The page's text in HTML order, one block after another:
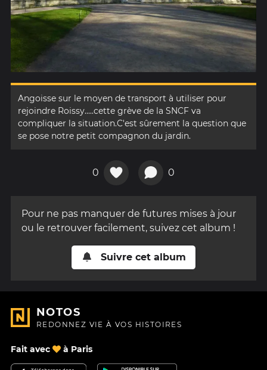
Angoisse sur le moyen de transport à utiliser pour
rejoindre Roissy.....cette grève de la SNCF va
compliquer la situation.C'est sûrement la question que
se pose notre petit compagnon du jardin.
0 0
Pour ne pas manquer de futures mises à jour
ou le retrouver facilement, suivez cet album !
Suivre cet album
NOTOS
REDONNEZ VIE À VOS HISTOIRES
Fait avec à Paris